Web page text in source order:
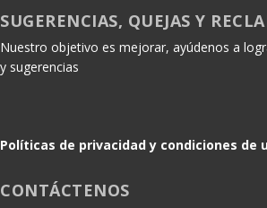
SUGERENCIAS, QUEJAS Y
Nuestro objetivo es mejorar, ayúdenos a
y sugerencias
Políticas de privacidad y condiciones de
CONTÁCTENOS